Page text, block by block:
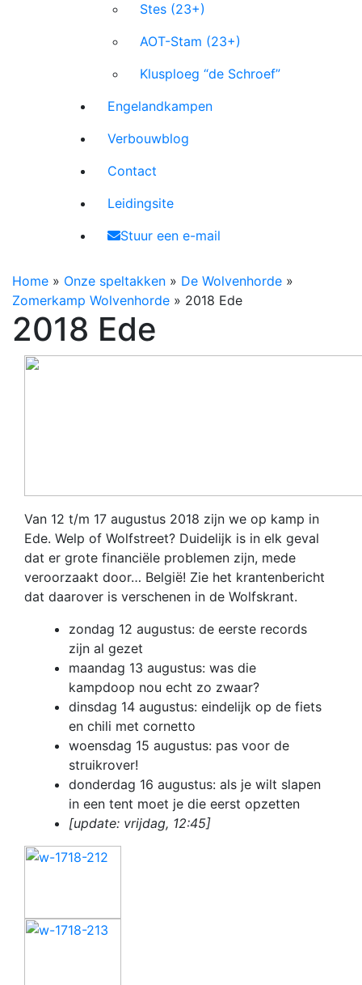
Stes (23+)
AOT-Stam (23+)
Klusploeg “de Schroef”
Engelandkampen
Verbouwblog
Contact
Leidingsite
Stuur een e-mail
Home » Onze speltakken » De Wolvenhorde »
Zomerkamp Wolvenhorde » 2018 Ede
2018 Ede
Van 12 t/m 17 augustus 2018 zijn we op kamp in
Ede. Welp of Wolfstreet? Duidelijk is in elk geval
dat er grote financiële problemen zijn, mede
veroorzaakt door… België! Zie het krantenbericht
dat daarover is verschenen in de Wolfskrant.
zondag 12 augustus: de eerste records
zijn al gezet
maandag 13 augustus: was die
kampdoop nou echt zo zwaar?
dinsdag 14 augustus: eindelijk op de fiets
en chili met cornetto
woensdag 15 augustus: pas voor de
struikrover!
donderdag 16 augustus: als je wilt slapen
in een tent moet je die eerst opzetten
[update: vrijdag, 12:45]